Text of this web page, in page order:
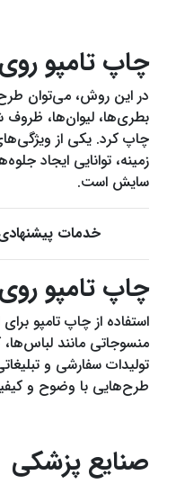
چاپ تامپو
در این روش، می‌توان
بطری‌ها، لیوان‌ها،
چاپ کرد. یکی از
زمینه، توانایی ایجاد
سایش است.
خدمات
چاپ تامپو
استفاده از چاپ تامپو
منسوجاتی مانند
تولیدات سفارشی و
طرح‌هایی با وضوح و
صنایع پزشکی